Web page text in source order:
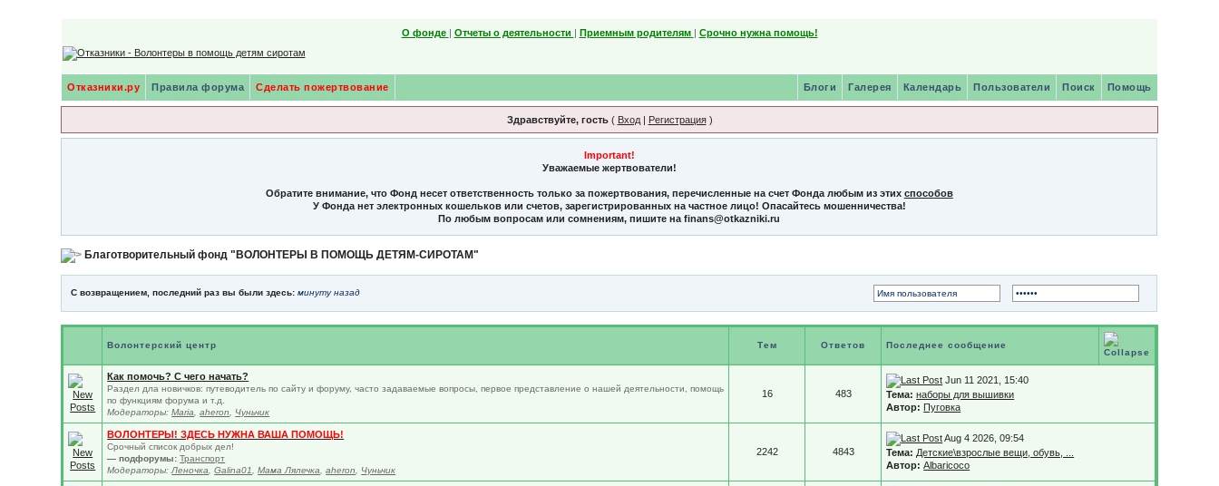
О фонде | Отчеты о деятельности | Приемным родителям | Срочно нужна помощь!
Отказники.ру Правила форума Сделать пожертвование Помощь
Поиск
Пользователи
Календарь
Галерея
Блоги
Здравствуйте, гость( Вход| Регистрация)
Important!
Уважаемые жертвователи!
Обратите внимание, что Фонд несет ответственность только за пожертвования, перечисленные на счет Фонда любым из этих способов
У Фонда нет электронных кошельков или счетов, зарегистрированных на частное лицо! Опасайтесь мошенничества!
По любым вопросам или сомнениям, пишите на finans@otkazniki.ru
Благотворительный фонд "ВОЛОНТЕРЫ В ПОМОЩЬ ДЕТЯМ-СИРОТАМ"
С возвращением, последний раз вы были здесь:минуту назад
Волонтерский центр Тем Ответов Последнее сообщение
Как помочь? С чего начать?
Раздел дла новичков: путеводитель по сайту и форуму, часто задаваемые вопросы, первое представление о нашей деятельности, помощь
по функциям форума и т.д.
Модераторы:Maria ,aheron Чуньчик
16 483
Jun 11 2021, 15:40
Тема: наборы для вышивки
Автор: Пуговка
ВОЛОНТЕРЫ! ЗДЕСЬ НУЖНА ВАША ПОМОЩЬ!
Срочный список добрых дел!
— подфорумы: Транспорт
Модераторы:Леночка ,Galina01 ,Мама Лялечка ,aheron Чуньчик
2242 4843
Aug 4 2026, 09:54
Тема: Детские\взрослые вещи, обувь, ...
Автор: Albaricoco